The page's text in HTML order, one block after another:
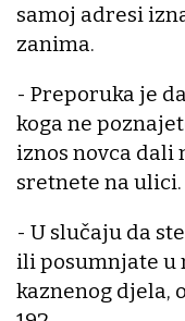
samoj adresi
zanima.
- Preporuka je
koga ne
iznos novca dali
sretnete na ulici.
- U slučaju da
ili posumnjate u
kaznenog djela,